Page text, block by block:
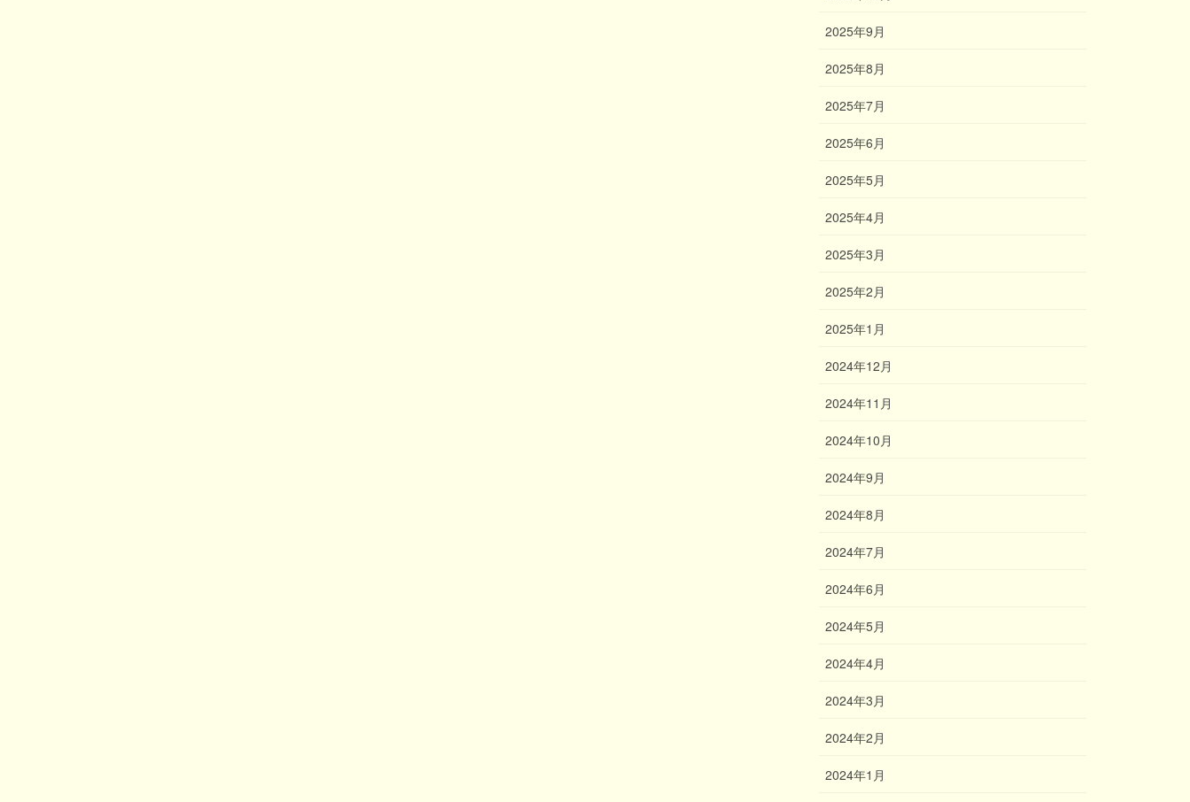
2025年9月
2025年8月
2025年7月
2025年6月
2025年5月
2025年4月
2025年3月
2025年2月
2025年1月
2024年12月
2024年11月
2024年10月
2024年9月
2024年8月
2024年7月
2024年6月
2024年5月
2024年4月
2024年3月
2024年2月
2024年1月